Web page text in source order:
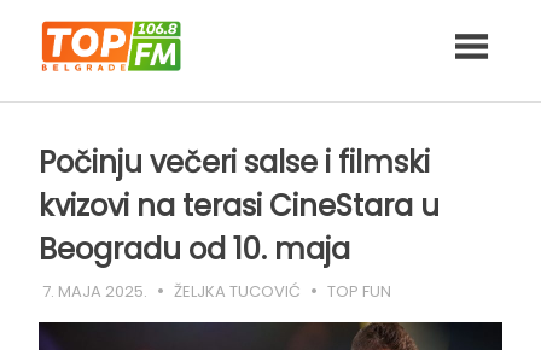
content
Počinju večeri salse i filmski
kvizovi na terasi CineStara u
Beogradu od 10. maja
7. MAJA 2025. ŽELJKA TUCOVIĆ TOP FUN